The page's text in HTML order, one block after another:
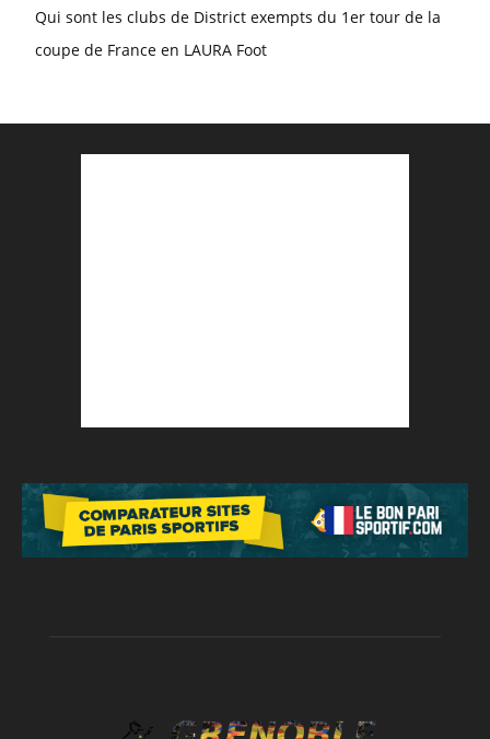
Qui sont les clubs de District exempts du 1er tour de la
coupe de France en LAURA Foot